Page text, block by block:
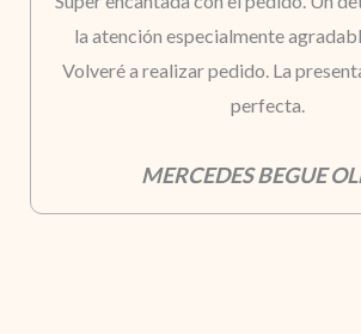
la atención especialmente
Volveré a realizar pedido. La
perfecta.
MERCEDES BEGUE